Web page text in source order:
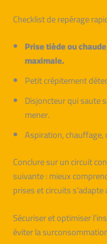
Checklist de repérage
Prise tiède ou
maximale.
Petit crépitement
Disjoncteur qui saute
mener.
Aspiration, chauffage,
Conclure sur un circuit
suivante : mieux
prises et circuits
Sécuriser et optimiser
éviter la